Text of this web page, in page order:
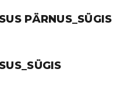
PÄRNUS_SÜGIS